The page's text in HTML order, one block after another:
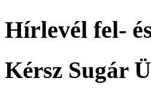
Hírlevél fel-
Kérsz Sugár